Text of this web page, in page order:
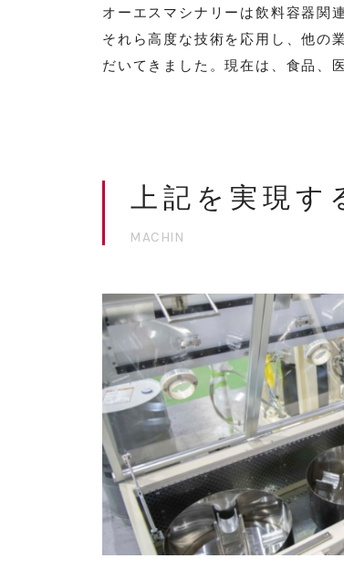
オーエスマシナリーは飲料容器関
それら高度な技術を応用し、他の
だいてきました。現在は、食品、
上記を実現
MACHIN